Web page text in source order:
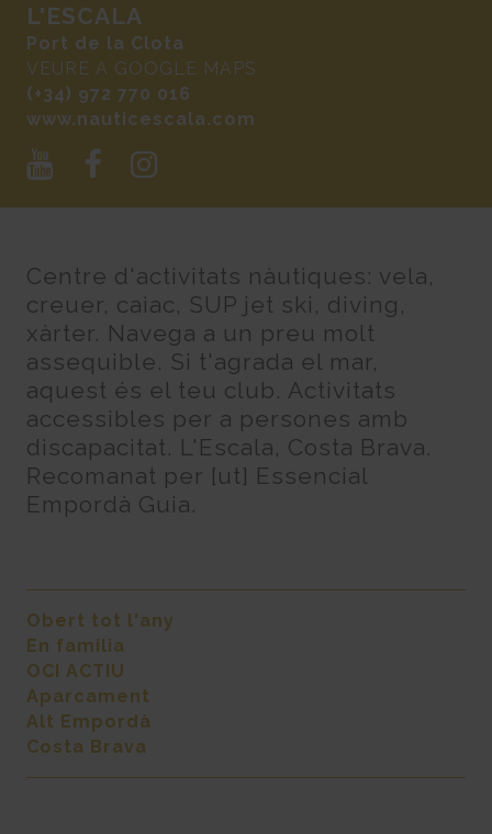
L'ESCALA
Port de la Clota
VEURE A GOOGLE MAPS
(+34) 972 770 016
www.nauticescala.com
Centre d'activitats nàutiques: vela,
creuer, caiac, SUP jet ski, diving,
xàrter. Navega a un preu molt
assequible. Si t'agrada el mar,
aquest és el teu club. Activitats
accessibles per a persones amb
discapacitat. L'Escala, Costa Brava.
Recomanat per [ut] Essencial
Empordà Guia.
Obert tot l'any
En familia
OCI ACTIU
Aparcament
Alt Empordà
Costa Brava